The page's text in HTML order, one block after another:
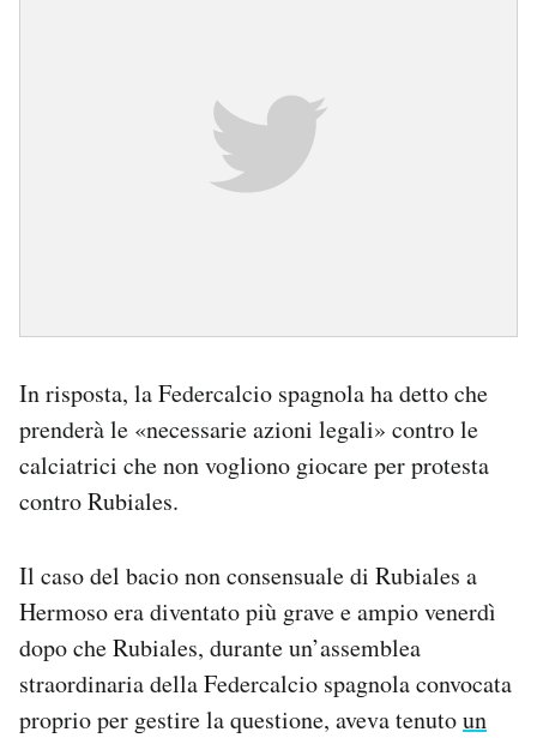
In risposta, la Federcalcio spagnola ha detto che
prenderà le «necessarie azioni legali» contro le
calciatrici che non vogliono giocare per protesta
contro Rubiales.
Il caso del bacio non consensuale di Rubiales a
Hermoso era diventato più grave e ampio venerdì
dopo che Rubiales, durante un’assemblea
straordinaria della Federcalcio spagnola convocata
proprio per gestire la questione, aveva tenutoun